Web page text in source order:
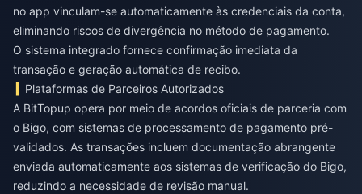
no app vinculam-se automaticamente às credenciais da conta,
eliminando riscos de divergência no método de pagamento.
O sistema integrado fornece confirmação imediata da
transação e geração automática de recibo.
Plataformas de Parceiros Autorizados
A BitTopup opera por meio de acordos oficiais de parceria com
o Bigo, com sistemas de processamento de pagamento pré-
validados. As transações incluem documentação abrangente
enviada automaticamente aos sistemas de verificação do Bigo,
reduzindo a necessidade de revisão manual.